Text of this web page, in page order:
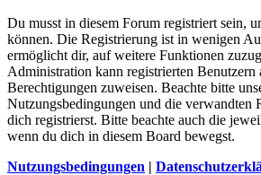
Du musst in diesem Forum registriert sein,
können. Die Registrierung ist in wenigen
ermöglicht dir, auf weitere Funktionen
Administration kann registrierten Benutzern
Berechtigungen zuweisen. Beachte bitte
Nutzungsbedingungen und die verwandten
dich registrierst. Bitte beachte auch die
wenn du dich in diesem Board bewegst.
Nutzungsbedingungen |